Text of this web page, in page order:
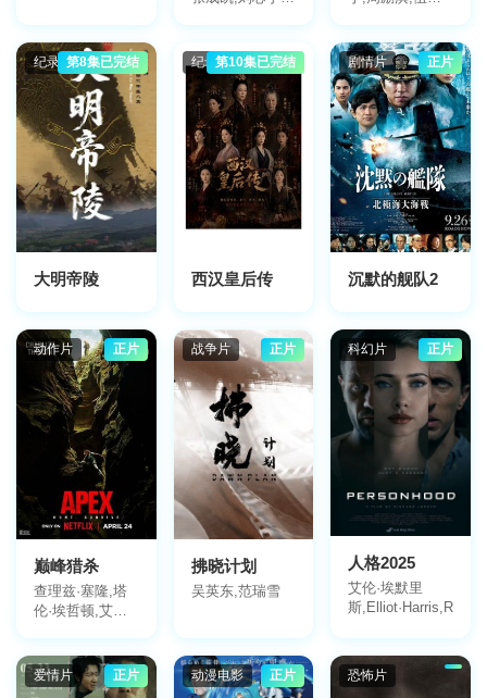
靖文
王安妮,梁家智,
查雨馨
奕权,张松枝,夏
韶声,于黛琴,梁
志鹏,郭思,艾妮,
洪助升,黎峻
纪录片第8集已完结
大明帝陵
纪录片第10集已完结
西汉皇后传
剧情片 正片
沉默的舰队2
动作片 正片
巅峰猎杀
查理兹·塞隆,塔
伦·埃哲顿,艾瑞
亚伦·佩德森,罗
伯·卡尔顿,邓肯·
战争片 正片
拂晓计划
吴英东,范瑞雪
科幻片 正片
人格2025
艾伦·埃默里
斯
爱情片 正片 动漫电影 正片 恐怖片